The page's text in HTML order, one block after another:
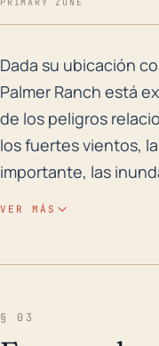
Dada su ubicación
Dada su ubicación
Palmer Ranch está
de los peligros
los fuertes vientos,
importante, las
ciclónicas.
VER MÁS
§ 03